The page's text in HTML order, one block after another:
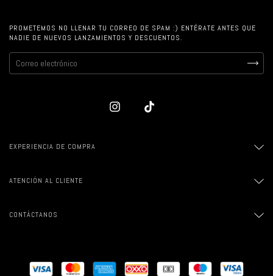
PROMETEMOS NO LLENAR TU CORREO DE SPAM :) ENTÉRATE ANTES QUE
NADIE DE NUEVOS LANZAMIENTOS Y DESCUENTOS.
EXPERIENCIA DE COMPRA
ATENCIÓN AL CLIENTE
CONTÁCTANOS